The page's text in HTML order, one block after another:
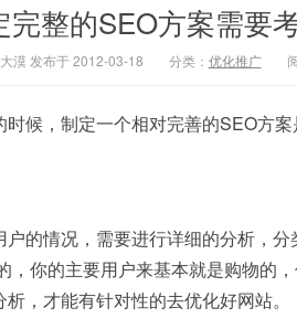
完整的SEO方案需要
大漠 发布于 2012-03-18 分类： 优化推广
候，制定一个相对完善的SEO方
的情况，需要进行详细的分析，
，你的主要用户来基本就是购物的
，才能有针对性的去优化好网站。